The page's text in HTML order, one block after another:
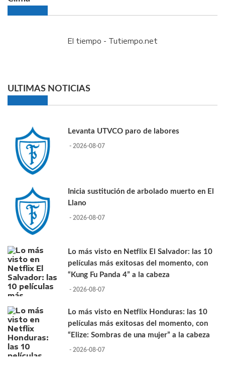
El tiempo - Tutiempo.net
ULTIMAS NOTICIAS
Levanta UTVCO paro de labores
- 2026-08-07
Inicia sustitución de arbolado muerto en El
Llano
- 2026-08-07
Lo más visto en Netflix El Salvador: las 10
películas más exitosas del momento, con
“Kung Fu Panda 4” a la cabeza
- 2026-08-07
Lo más visto en Netflix Honduras: las 10
películas más exitosas del momento, con
“Elize: Sombras de una mujer” a la cabeza
- 2026-08-07